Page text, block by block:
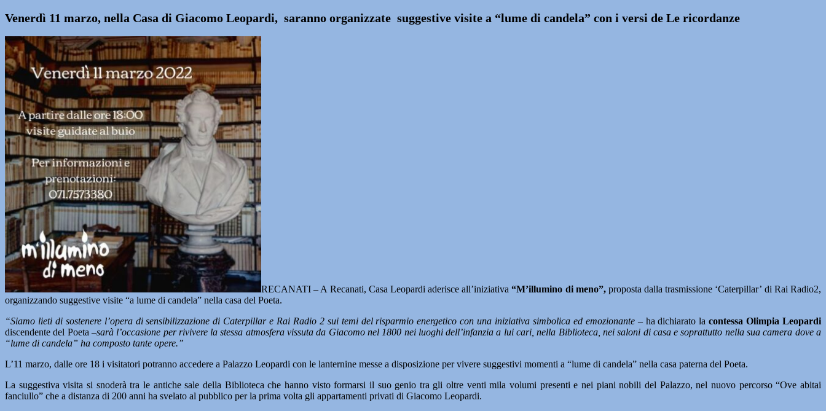
Venerdì 11 marzo, nella Casa di Giacomo Leopardi, saranno organizzate suggestive visite a “lume di candela” con i versi de Le ricordanze
RECANATI – A Recanati, Casa Leopardi aderisce all’iniziativa“M’illumino di meno”,proposta dalla trasmissione ‘Caterpillar’ di Rai Radio2,
organizzando suggestive visite “a lume di candela” nella casa del Poeta.
“Siamo lieti di sostenere l’opera di sensibilizzazione di Caterpillar e Rai Radio 2 sui temi del risparmio energetico con una iniziativa simbolica ed emozionante– ha dichiarato lacontessa Olimpia Leopardi
discendente del Poeta –sarà l’occasione per rivivere la stessa atmosfera vissuta da Giacomo nel 1800 nei luoghi dell’infanzia a lui cari, nella Biblioteca, nei saloni di casa e soprattutto nella sua camera dove a
“lume di candela” ha composto tante opere.”
L’11 marzo, dalle ore 18 i visitatori potranno accedere a Palazzo Leopardi con le lanternine messe a disposizione per vivere suggestivi momenti a “lume di candela” nella casa paterna del Poeta.
La suggestiva visita si snoderà tra le antiche sale della Biblioteca che hanno visto formarsi il suo genio tra gli oltre venti mila volumi presenti e nei piani nobili del Palazzo, nel nuovo percorso “Ove abitai
fanciullo” che a distanza di 200 anni ha svelato al pubblico per la prima volta gli appartamenti privati di Giacomo Leopardi.